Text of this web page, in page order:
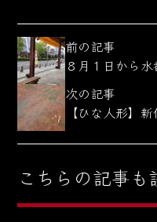
前の記事
８月１日から水
次の記事
【ひな人形】
こちらの記事も